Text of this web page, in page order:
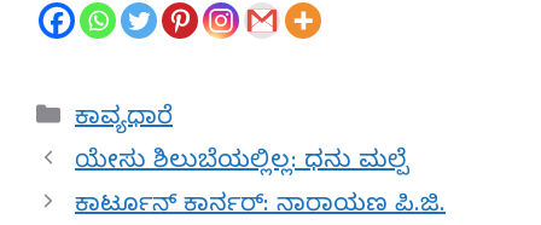
Categories
ಕಾವ್ಯಧಾರೆ
ಯೇಸು ಶಿಲುಬೆಯಲ್ಲಿಲ್ಲ: ಧನು ಮಲ್ಪೆ
ಕಾರ್ಟೂನ್ ಕಾರ್ನರ್: ನಾರಾಯಣ ಪಿ.ಜಿ.